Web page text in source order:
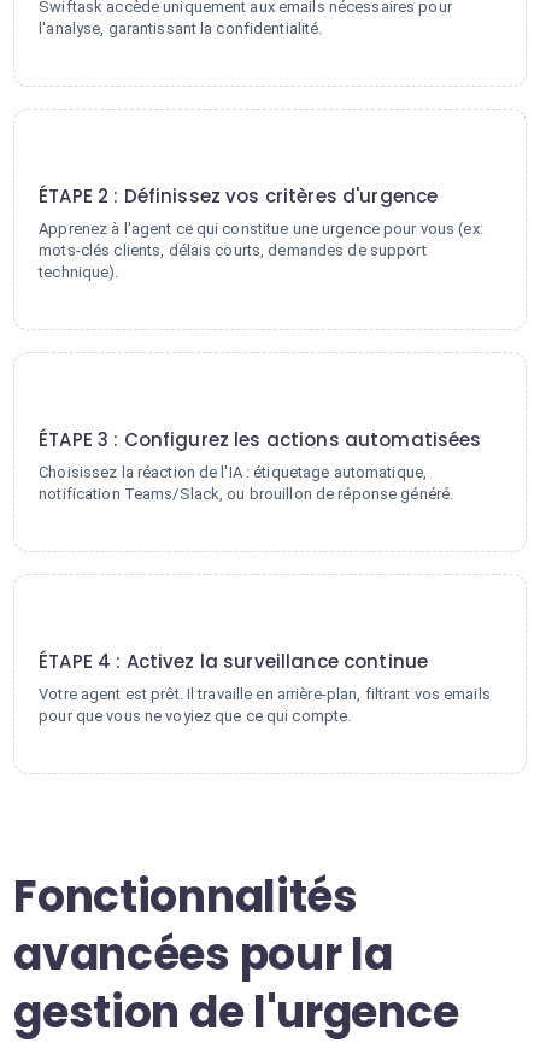
Swiftask accède uniquement aux emails nécessaires pour
l'analyse, garantissant la confidentialité.
ÉTAPE 2 : Définissez vos critères d'urgence
Apprenez à l'agent ce qui constitue une urgence pour vous (ex:
mots-clés clients, délais courts, demandes de support
technique).
ÉTAPE 3 : Configurez les actions automatisées
Choisissez la réaction de l'IA : étiquetage automatique,
notification Teams/Slack, ou brouillon de réponse généré.
ÉTAPE 4 : Activez la surveillance continue
Votre agent est prêt. Il travaille en arrière-plan, filtrant vos emails
pour que vous ne voyiez que ce qui compte.
Fonctionnalités
avancées pour la
gestion de l'urgence